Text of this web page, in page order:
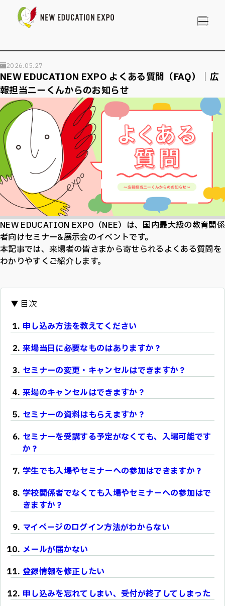
メールマガジン登録
ロゴバナーダウンロード
推奨環境・ブラウザ
プライバシーポリシー
お問い合わせ
2026.05.27
NEW EDUCATION EXPO よくある質問（FAQ）｜広
報担当ニーくんからのお知らせ
NEW EDUCATION EXPO（NEE）は、国内最大級の教育関係
者向けセミナー&展示会のイベントです。
本記事では、来場者の皆さまから寄せられるよくある質問を
わかりやすくご紹介します。
目次
申し込み方法を教えてください
来場当日に必要なものはありますか？
セミナーの変更・キャンセルはできますか？
来場のキャンセルはできますか？
セミナーの資料はもらえますか？
セミナーを受講する予定がなくても、入場可能です
か？
学生でも入場やセミナーへの参加はできますか？
学校関係者でなくても入場やセミナーへの参加はで
きますか？
マイページのログイン方法がわからない
メールが届かない
登録情報を修正したい
申し込みを忘れてしまい、受付が終了してしまった